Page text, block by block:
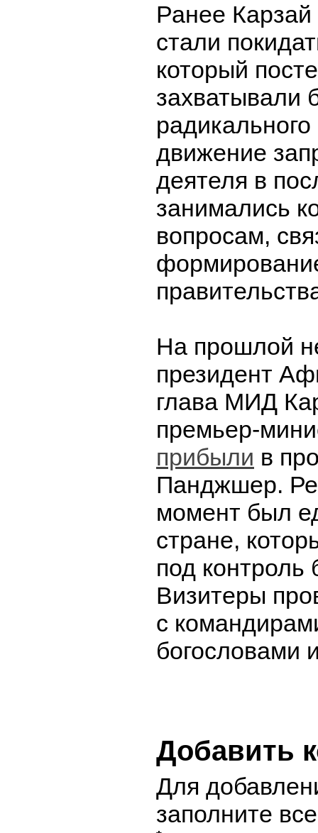
Ранее
стали
который
захватывали
движение
деятеля в
занимались
вопросам,
На прошлой
президент
глава МИД
премьер-
прибыли в
Панджшер.
момент был
стране,
под контроль
Визитеры
с
богословами
Добавить
Для
заполните